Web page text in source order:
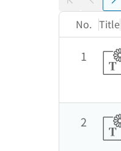
Return
No. Title
1
2